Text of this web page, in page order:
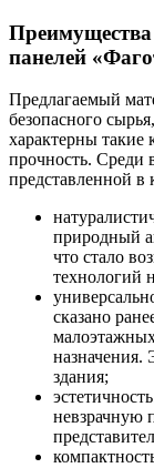
панелей
Предлагаемый
безопасного
характерны такие
прочность. Среди
представленной в
природный
что стало
технологий
сказано
назначения.
здания;
невзрачную